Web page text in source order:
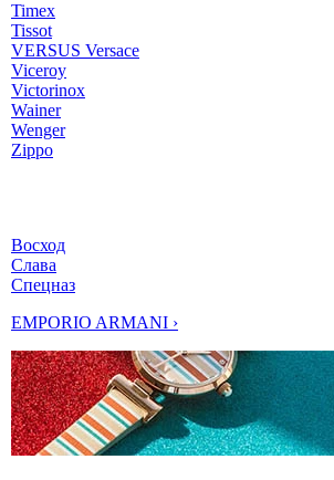
Timex
Tissot
VERSUS Versace
Viceroy
Victorinox
Wainer
Wenger
Zippo
Восход
Слава
Спецназ
EMPORIO ARMANI ›